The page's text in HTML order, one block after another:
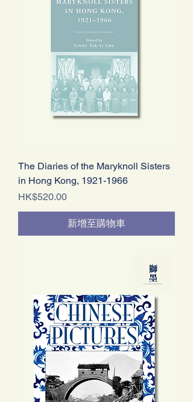
The Diaries of the Maryknoll Sisters
in Hong Kong, 1921-1966
價格
HK$520.00
新增至購物車